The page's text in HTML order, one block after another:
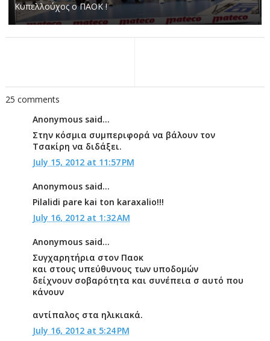
Κυπελλούχος ο ΠΑΟΚ !
25 comments
Anonymous said...
Στην κόσμια συμπεριφορά να βάλουν τον
Τσακίρη να διδάξει.
July 15, 2012 at 11:57 PM
Anonymous said...
Pilalidi pare kai ton karaxalio!!!
July 16, 2012 at 1:32 AM
Anonymous said...
Συγχαρητήρια στον Παοκ
και στους υπεύθυνους των υποδομών
δείχνουν σοβαρότητα και συνέπεια σ αυτό που
κάνουν
αντίπαλος στα ηλικιακά.
July 16, 2012 at 5:24 PM